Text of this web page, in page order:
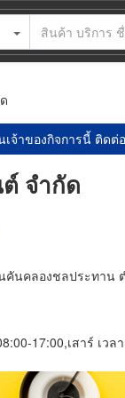
จ้าของกิจการนี้ ติดต่
จำกัด
นคลองชลประทาน ต
17:00,เสาร์ เวล